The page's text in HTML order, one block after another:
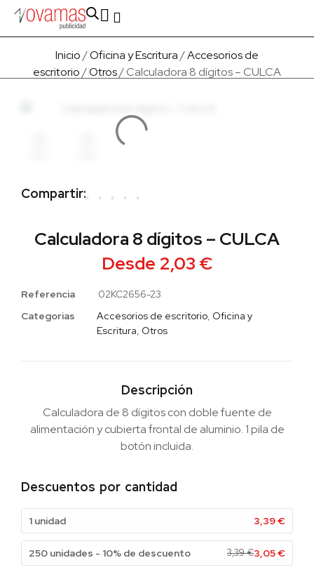
Inicio/Oficina y Escritura/Accesorios de
escritorio/Otros/ Calculadora 8 dígitos – CULCA
Calculadora 8 dígitos – CULCA
Desde 2,03 €
Referencia
02KC2656-23
Categorias
Accesorios de escritorio, Oficina y
Escritura, Otros
Descripción
Calculadora de 8 dígitos con doble fuente de
alimentación y cubierta frontal de aluminio. 1 pila de
botón incluida.
Descuentos por cantidad
1 unidad 3,39€
250 unidades - 10% de descuento 3,39€3,05€
Compartir: